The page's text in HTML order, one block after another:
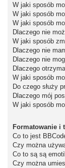
W jaki sposób
W jaki sposób
W jaki sposób
Dlaczego nie
W jaki sposób
Dlaczego nie
Dlaczego nie
Dlaczego
W jaki sposób
Do czego służy
Dlaczego mój
W jaki sposób
Formatowanie i
Co to jest
Czy można
Co to są są
Czy można